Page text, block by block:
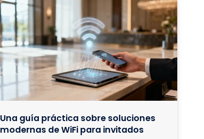
Una guía práctica sobre soluciones
modernas de WiFi para invitados